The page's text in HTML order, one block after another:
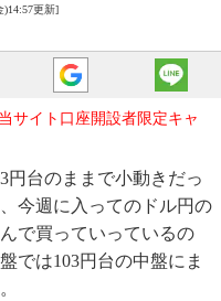
)14:57更新]
当サイト口座開設者限定キャ
台のままで小動きだっ
今週に入ってのドル円の
で買っていっているの
では103円台の中盤にま